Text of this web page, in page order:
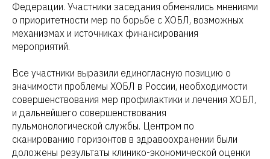
Федерации. Участники заседания обменялись мнениями
о приоритетности мер по борьбе с ХОБЛ, возможных
механизмах и источниках финансирования
мероприятий.
Все участники выразили единогласную позицию о
значимости проблемы ХОБЛ в России, необходимости
совершенствования мер профилактики и лечения ХОБЛ,
и дальнейшего совершенствования
пульмонологической службы. Центром по
сканированию горизонтов в здравоохранении были
доложены результаты клинико-экономической оценки